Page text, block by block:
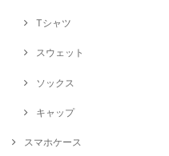
Tシャツ
スウェット
ソックス
キャップ
スマホケース